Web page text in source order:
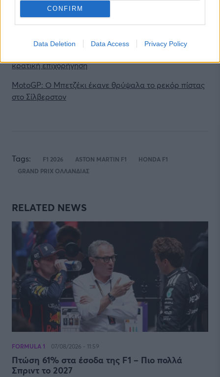
CONFIRM
Data Deletion Data Access Privacy Policy
ΔΙΑΒΑΣΕ ΑΚΟΜΗ:
κρατική επιχορήγηση
MotoGP: Ο Μπετζέκι έκανε θρύψαλα το ρεκόρ πίστας
στο Σίλβερστον
Tags: F1 2026 ASTON MARTIN F1
HONDA F1
GRAND PRIX ΟΛΛΑΝΔΙΑΣ
RELATED NEWS
FORMULA 1 07/08/2026 - 11:59
Πτώση 61% στα έσοδα της F1 – Πιο πολλά
Σπριντ το 2027